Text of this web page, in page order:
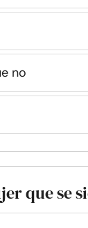
no
que se